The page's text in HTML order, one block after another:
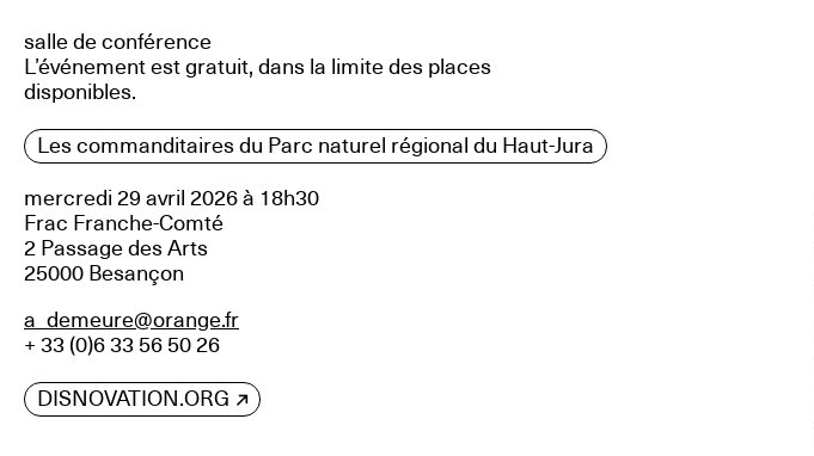
salle de conférence
L’événement est gratuit, dans la limite des places
disponibles.
Les commanditaires du Parc naturel régional du Haut-Jura
mercredi 29 avril 2026 à 18h30
Frac Franche-Comté
2 Passage des Arts
25000 Besançon
a_demeure@orange.fr
+ 33 (0)6 33 56 50 26
DISNOVATION.ORG